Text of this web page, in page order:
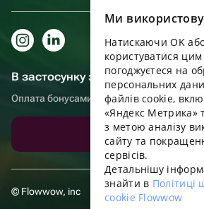
В застосунку зручніше!
Оплата бонусами, самовивіз, зручний
Завантажити
© Flowwow, inc
Ми
Натискаючи OK
користуватися
погоджуєтеся на
персональних
файлів cookie,
«Яндекс Метрика»
з метою аналізу
сайту та
сервісів.
Детальнішу
знайти в Політиці
cookie Flowwow